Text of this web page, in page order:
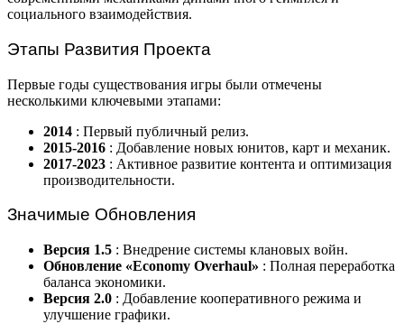
социального взаимодействия.
Этапы Развития Проекта
Первые годы существования игры были отмечены
несколькими ключевыми этапами:
2014 : Первый публичный релиз.
2015-2016 : Добавление новых юнитов, карт и механик.
2017-2023 : Активное развитие контента и оптимизация
производительности.
Значимые Обновления
Версия 1.5 : Внедрение системы клановых войн.
Обновление «Economy Overhaul» : Полная переработка
баланса экономики.
Версия 2.0 : Добавление кооперативного режима и
улучшение графики.